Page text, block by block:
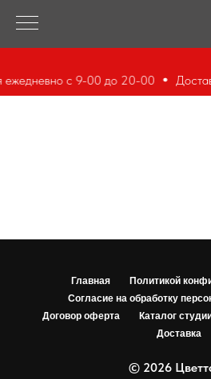
ежедневно с 9-00 до 20-00
Главная
Политикой
Согласие на обработку
Договор оферта
Каталог
Доставка
© 2026